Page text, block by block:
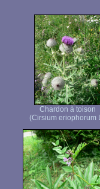
Chardon à toison
(Cirsium eriophorum